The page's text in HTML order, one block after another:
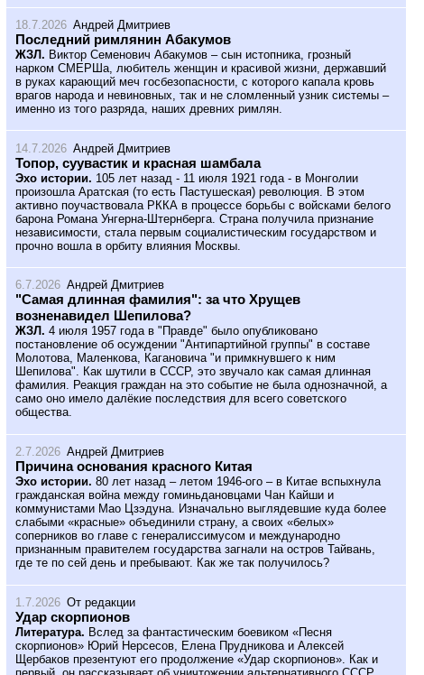
18.7.2026 Андрей Дмитриев
Последний римлянин Абакумов
ЖЗЛ. Виктор Семенович Абакумов – сын истопника, грозный
нарком СМЕРШа, любитель женщин и красивой жизни, державший
в руках карающий меч госбезопасности, с которого капала кровь
врагов народа и невиновных, так и не сломленный узник системы –
именно из того разряда, наших древних римлян.
14.7.2026 Андрей Дмитриев
Топор, суувастик и красная шамбала
Эхо истории. 105 лет назад - 11 июля 1921 года - в Монголии
произошла Аратская (то есть Пастушеская) революция. В этом
активно поучаствовала РККА в процессе борьбы с войсками белого
барона Романа Унгерна-Штернберга. Страна получила признание
независимости, стала первым социалистическим государством и
прочно вошла в орбиту влияния Москвы.
6.7.2026 Андрей Дмитриев
"Самая длинная фамилия": за что Хрущев
возненавидел Шепилова?
ЖЗЛ. 4 июля 1957 года в "Правде" было опубликовано
постановление об осуждении "Антипартийной группы" в составе
Молотова, Маленкова, Кагановича "и примкнувшего к ним
Шепилова". Как шутили в СССР, это звучало как самая длинная
фамилия. Реакция граждан на это событие не была однозначной, а
само оно имело далёкие последствия для всего советского
общества.
2.7.2026 Андрей Дмитриев
Причина основания красного Китая
Эхо истории. 80 лет назад – летом 1946-ого – в Китае вспыхнула
гражданская война между гоминьдановцами Чан Кайши и
коммунистами Мао Цзэдуна. Изначально выглядевшие куда более
слабыми «красные» объединили страну, а своих «белых»
соперников во главе с генералиссимусом и международно
признанным правителем государства загнали на остров Тайвань,
где те по сей день и пребывают. Как же так получилось?
1.7.2026 От редакции
Удар скорпионов
Литература. Вслед за фантастическим боевиком «Песня
скорпионов» Юрий Нерсесов, Елена Прудникова и Алексей
Щербаков презентуют его продолжение «Удар скорпионов». Как и